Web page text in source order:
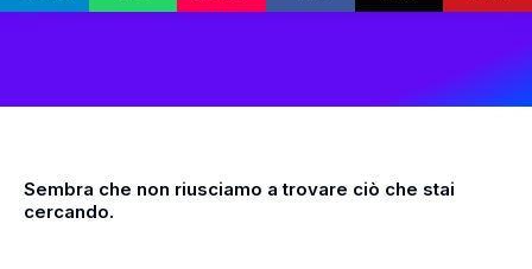
Sembra che non riusciamo a trovare ciò che stai
cercando.